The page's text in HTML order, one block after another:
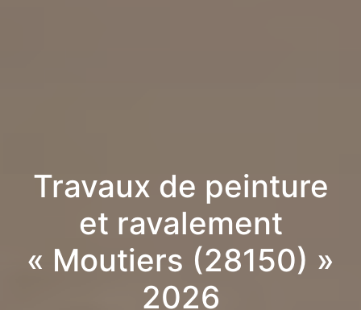
Travaux de peinture
et ravalement
« Moutiers (28150) »
2026